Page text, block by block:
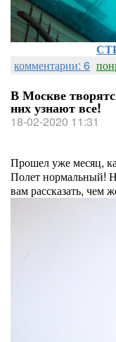
комментарии: 6
В Москве
них узнают все!
18-02-2020 11:31
Прошел уже месяц,
Полет нормальный!
вам рассказать, чем